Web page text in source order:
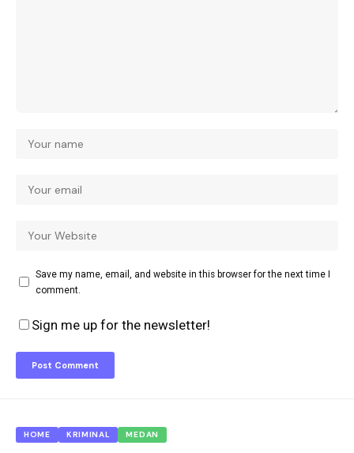
Save my name, email, and website in this browser for the next time I
comment.
Sign me up for the newsletter!
HOME KRIMINAL MEDAN